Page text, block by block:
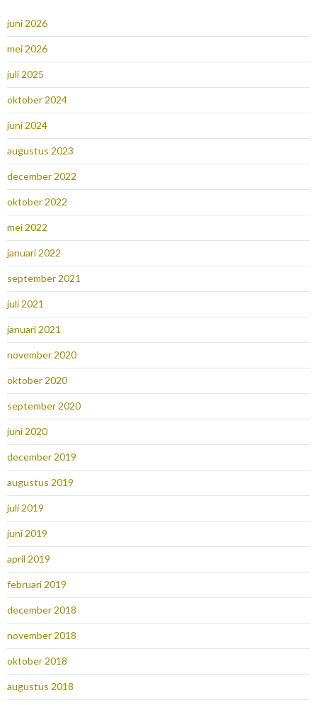
juni 2026
mei 2026
juli 2025
oktober 2024
juni 2024
augustus 2023
december 2022
oktober 2022
mei 2022
januari 2022
september 2021
juli 2021
januari 2021
november 2020
oktober 2020
september 2020
juni 2020
december 2019
augustus 2019
juli 2019
juni 2019
april 2019
februari 2019
december 2018
november 2018
oktober 2018
augustus 2018